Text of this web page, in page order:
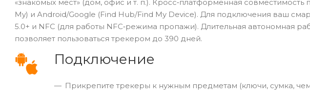
«знакомых мест» (дом, офис и т. п.). Кросс‑платформенная совместимость
My) и Android/Google (Find Hub/Find My Device). Для подключения ваш
5.0+ и NFC (для работы NFC‑режима пропажи). Длительная автономная
позволяет пользоваться трекером до 390 дней.
Подключение
Прикрепите трекеры к нужным предметам (ключи, сумка,